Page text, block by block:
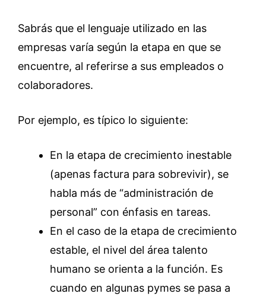
Sabrás que el lenguaje utilizado en las
empresas varía según la etapa en que se
encuentre, al referirse a sus empleados o
colaboradores.
Por ejemplo, es típico lo siguiente:
En la etapa de crecimiento inestable
(apenas factura para sobrevivir), se
habla más de “administración de
personal” con énfasis en tareas.
En el caso de la etapa de crecimiento
estable, el nivel del área talento
humano se orienta a la función. Es
cuando en algunas pymes se pasa a